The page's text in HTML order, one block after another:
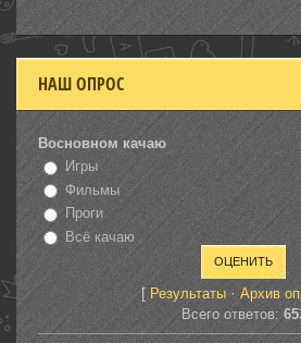
НАШ ОПРОС
Восновном качаю
Игры
Фильмы
Проги
Всё качаю
[ Результаты· Архив
Всего ответов: